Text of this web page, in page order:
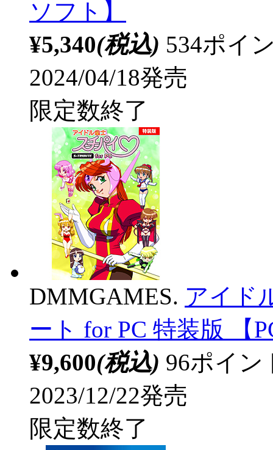
ソフト】
¥5,340(税込) 534ポイ
2024/04/18発売
限定数終了
DMMGAMES. アイド
ート for PC 特装版 【
¥9,600(税込) 96ポイ
2023/12/22発売
限定数終了